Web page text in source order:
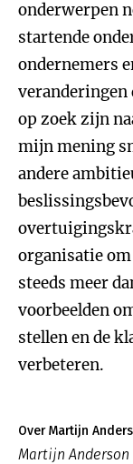
onderwerpen
startende
ondernemers
veranderingen
op zoek zijn
mijn mening
andere
organisatie
steeds meer
voorbeelden
stellen en de
verbeteren.
Over Martijn
Martijn